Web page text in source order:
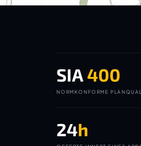
SIA 400
NORMKONFORME
24h